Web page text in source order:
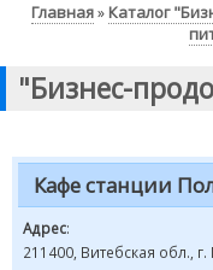
Главная» Каталог
"Бизнес-
Кафе станции
Адрес:
211400, Витебская обл.,